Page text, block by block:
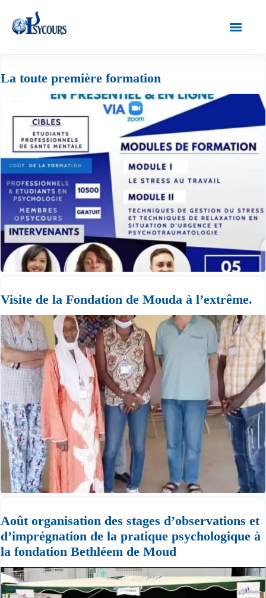
La toute première formation
Visite de la Fondation de Mouda à l’extrême.
Août organisation des stages d’observations et
d’imprégnation de la pratique psychologique à
la fondation Bethléem de Moud